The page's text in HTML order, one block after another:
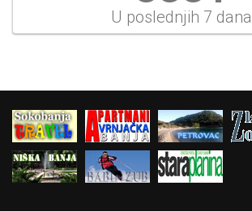
U poslednjih 7 dana